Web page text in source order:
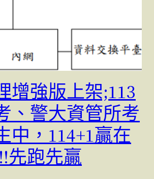
增強版上架;113
、警大資管所考
中，114+1贏在
先跑先贏